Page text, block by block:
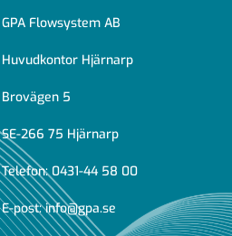
GPA Flowsystem AB
Huvudkontor Hjärnarp
Brovägen 5
SE-266 75 Hjärnarp
Telefon:0431-44 58 00
E-post:info@gpa.se